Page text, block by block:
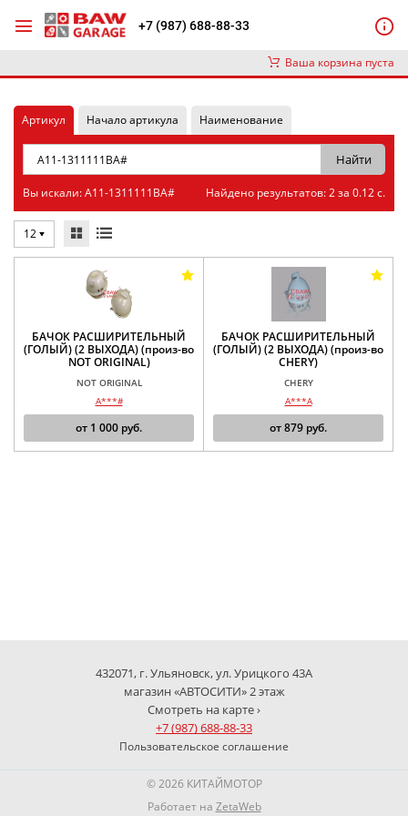
+7 (987) 688-88-33
Ваша корзина пуста
Артикул Начало артикула Наименование
Вы искали: A11-1311111BA# Найдено результатов: 2 за 0.12 с.
12
БАЧОК РАСШИРИТЕЛЬНЫЙ
(ГОЛЫЙ) (2 ВЫХОДА) (произ-во
NOT ORIGINAL)
NOT ORIGINAL
A***#
от 1 000 руб.
БАЧОК РАСШИРИТЕЛЬНЫЙ
(ГОЛЫЙ) (2 ВЫХОДА) (произ-во
CHERY)
CHERY
A***A
от879 руб.
432071, г. Ульяновск, ул. Урицкого 43А
магазин «АВТОСИТИ» 2 этаж
Смотреть на карте ›
+7 (987) 688-88-33
Пользовательское соглашение
© 2026 КИТАЙМОТОР
Работает на ZetaWeb